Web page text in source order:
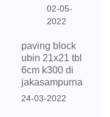
02-05-
2022
paving block
ubin 21x21 tbl
6cm k300 di
jakasampurna
24-03-2022